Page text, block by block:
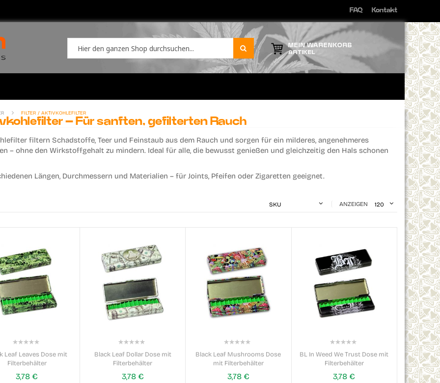
FAQ Kontakt
Direkt
MEIN WARENKORB
ARTIKEL
FILTER / AKTIVKOHLEFILTER
– Für sanften, gefilterten Rauch
filtern Schadstoffe, Teer und Feinstaub aus dem Rauch und sorgen für ein milderes, angenehmeres
– ohne den Wirkstoffgehalt zu mindern. Ideal für alle, die bewusst genießen und gleichzeitig den Hals schonen
Längen, Durchmessern und Materialien – für Joints, Pfeifen oder Zigaretten geeignet.
ANZEIGEN
Leaf Leaves Dose mit
Filterbehälter
3,78 €
Black Leaf Dollar Dose mit
Filterbehälter
3,78 €
Black Leaf Mushrooms Dose
mit Filterbehälter
3,78 €
BL In Weed We Trust Dose mit
Filterbehälter
3,78 €